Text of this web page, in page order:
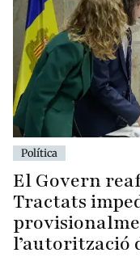
Política
El Govern
Tractats
l’autorització